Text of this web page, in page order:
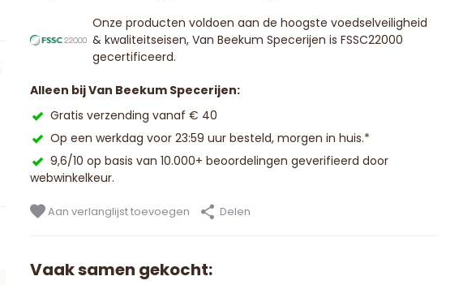
Onze producten voldoen aan de hoogste voedselveiligheid
& kwaliteitseisen, Van Beekum Specerijen is FSSC22000
gecertificeerd.
Alleen bij Van Beekum Specerijen:
Gratis verzending vanaf € 40
Op een werkdag voor 23:59 uur besteld, morgen in huis.*
9,6/10 op basis van 10.000+ beoordelingen geverifieerd door
webwinkelkeur.
Aan verlanglijst toevoegen Delen
Vaak samen gekocht: